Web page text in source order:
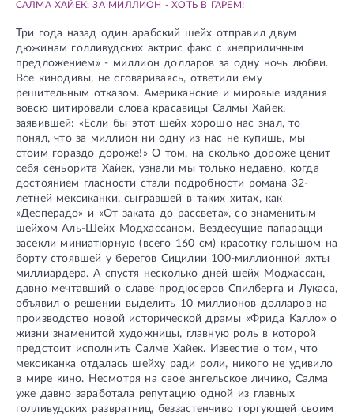
САЛМА ХАЙЕК: ЗА МИЛЛИОН - ХОТЬ В ГАРЕМ!
Три года назад один арабский шейх отправил двум
дюжинам голливудских актрис факс с «неприличным
предложением» - миллион долларов за одну ночь любви.
Все кинодивы, не сговариваясь, ответили ему
решительным отказом. Американские и мировые издания
вовсю цитировали слова красавицы Салмы Хайек,
заявившей: «Если бы этот шейх хорошо нас знал, то
понял, что за миллион ни одну из нас не купишь, мы
стоим гораздо дороже!» О том, на сколько дороже ценит
себя сеньорита Хайек, узнали мы только недавно, когда
достоянием гласности стали подробности романа 32-
летней мексиканки, сыгравшей в таких хитах, как
«Десперадо» и «От заката до рассвета», со знаменитым
шейхом Аль-Шейх Модхассаном. Вездесущие папарацци
засекли миниатюрную (всего 160 см) красотку голышом на
борту стоявшей у берегов Сицилии 100-миллионной яхты
миллиардера. А спустя несколько дней шейх Модхассан,
давно мечтавший о славе продюсеров Спилберга и Лукаса,
объявил о решении выделить 10 миллионов долларов на
производство новой исторической драмы «Фрида Калло» о
жизни знаменитой художницы, главную роль в которой
предстоит исполнить Салме Хайек. Известие о том, что
мексиканка отдалась шейху ради роли, никого не удивило
в мире кино. Несмотря на свое ангельское личико, Салма
уже давно заработала репутацию одной из главных
голливудских развратниц, беззастенчиво торгующей своим